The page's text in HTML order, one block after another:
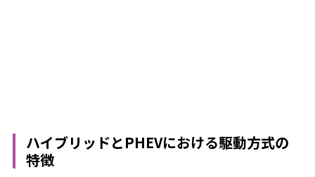
ハイブリッドとPHEVにおける駆動方式の
特徴